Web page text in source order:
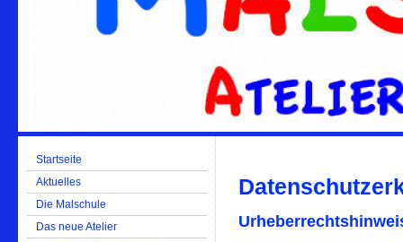
Startseite
Aktuelles
Die Malschule
Das neue Atelier